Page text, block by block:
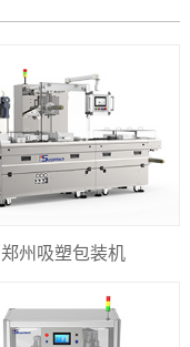
郑州吸塑包装机